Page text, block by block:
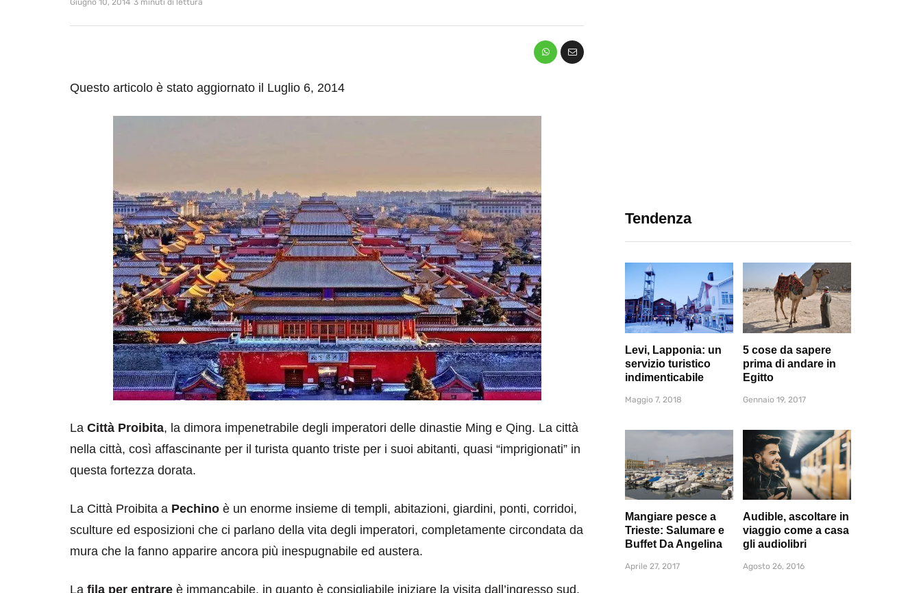
Giugno 10, 2014 3 minuti di lettura
Questo articolo è stato aggiornato il Luglio 6, 2014
La Città Proibita, la dimora impenetrabile degli imperatori delle dinastie Ming e Qing. La città
nella città, così affascinante per il turista quanto triste per i suoi abitanti, quasi “imprigionati” in
questa fortezza dorata.
La Città Proibita a Pechino è un enorme insieme di templi, abitazioni, giardini, ponti, corridoi,
sculture ed esposizioni che ci parlano della vita degli imperatori, completamente circondata da
mura che la fanno apparire ancora più inespugnabile ed austera.
La fila per entrare è immancabile, in quanto è consigliabile iniziare la visita dall’ingresso sud,
Tendenza
Levi, Lapponia: un
servizio turistico
indimenticabile
Maggio 7, 2018
5 cose da sapere
prima di andare in
Egitto
Gennaio 19, 2017
Mangiare pesce a
Trieste: Salumare e
Buffet Da Angelina
Aprile 27, 2017
Audible, ascoltare in
viaggio come a casa
gli audiolibri
Agosto 26, 2016